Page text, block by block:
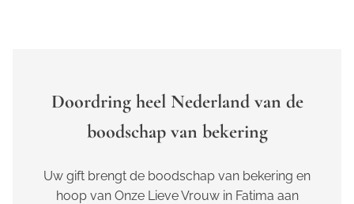
Doordring heel Nederland van de
boodschap van bekering
Uw gift brengt de boodschap van bekering en
hoop van Onze Lieve Vrouw in Fatima aan